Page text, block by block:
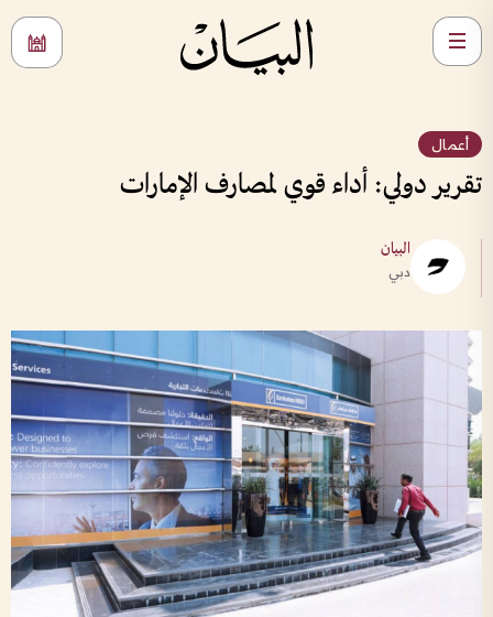
أعمال
تقرير دولي: أداء قوي لمصارف الإمارات
البيان
دبي